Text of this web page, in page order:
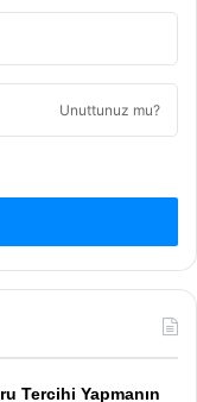
Unuttunuz mu?
Tercihi Yapmanın